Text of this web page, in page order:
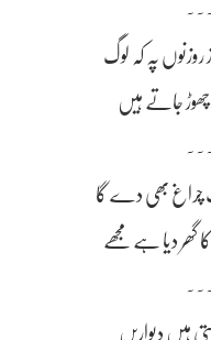
پہ کہ لوگ
چھوڑ جاتے ہیں
چراغ بھی دے گا
گھر دیا ہے مجھے
ہیں دیواریں